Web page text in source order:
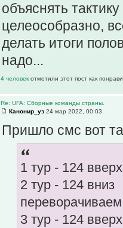
объяснять
целеособразно,
делать итоги
надо...
4 человекотметили этот пост как
Re: UFA: Сборные команды страны.
Канонир_уз 24 мар 2022, 00:03
Пришло смс вот
1 тур - 124 вверх
2 тур - 124 вниз
3 тур - 124 вверх